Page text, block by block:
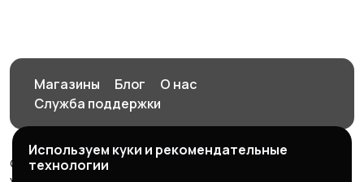
Магазины Блог
О нас
Служба поддержки
© 2026 Орен-АЙ - Авто | Недвижимость | Работа |
Используем куки и рекомендательные
технологии